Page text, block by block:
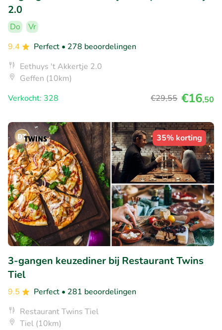
2.0
Do
Vr
9.4
Perfect • 278 beoordelingen
Eethuys 't Akkertje 2.0
Geffen (10km)
Verkocht: 328
€29,55 €16,50
35% korting
3-gangen keuzediner bij Restaurant Twins
Tiel
9.5 Perfect • 281 beoordelingen
Restaurant Twins Tiel
Tiel (10km)